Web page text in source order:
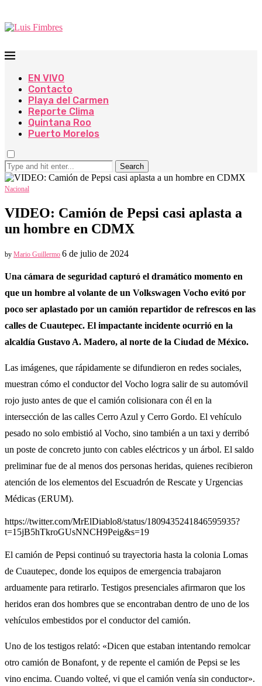
EN VIVO
Contacto
Playa del Carmen
Reporte Clima
Quintana Roo
Puerto Morelos
Search
Nacional
VIDEO: Camión de Pepsi casi aplasta a
un hombre en CDMX
by Mario Guillermo 6 de julio de 2024
Una cámara de seguridad capturó el dramático momento en
que un hombre al volante de un Volkswagen Vocho evitó por
poco ser aplastado por un camión repartidor de refrescos en las
calles de Cuautepec. El impactante incidente ocurrió en la
alcaldía Gustavo A. Madero, al norte de la Ciudad de México.
Las imágenes, que rápidamente se difundieron en redes sociales,
muestran cómo el conductor del Vocho logra salir de su automóvil
rojo justo antes de que el camión colisionara con él en la
intersección de las calles Cerro Azul y Cerro Gordo. El vehículo
pesado no solo embistió al Vocho, sino también a un taxi y derribó
un poste de concreto junto con cables eléctricos y un árbol. El saldo
preliminar fue de al menos dos personas heridas, quienes recibieron
atención de los elementos del Escuadrón de Rescate y Urgencias
Médicas (ERUM).
https://twitter.com/MrElDiablo8/status/1809435241846595935?
t=15jB5hTkroGUsNNCH9Peig&s=19
El camión de Pepsi continuó su trayectoria hasta la colonia Lomas
de Cuautepec, donde los equipos de emergencia trabajaron
arduamente para retirarlo. Testigos presenciales afirmaron que los
heridos eran dos hombres que se encontraban dentro de uno de los
vehículos embestidos por el conductor del camión.
Uno de los testigos relató: «Dicen que estaban intentando remolcar
otro camión de Bonafont, y de repente el camión de Pepsi se les
vino encima. Cuando volteé, vi que el camión venía sin conductor».